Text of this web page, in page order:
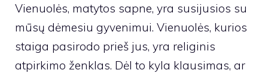
Vienuolės, matytos sapne, yra susijusios su
mūsų dėmesiu gyvenimui. Vienuolės, kurios
staiga pasirodo prieš jus, yra religinis
atpirkimo ženklas. Dėl to kyla klausimas, ar